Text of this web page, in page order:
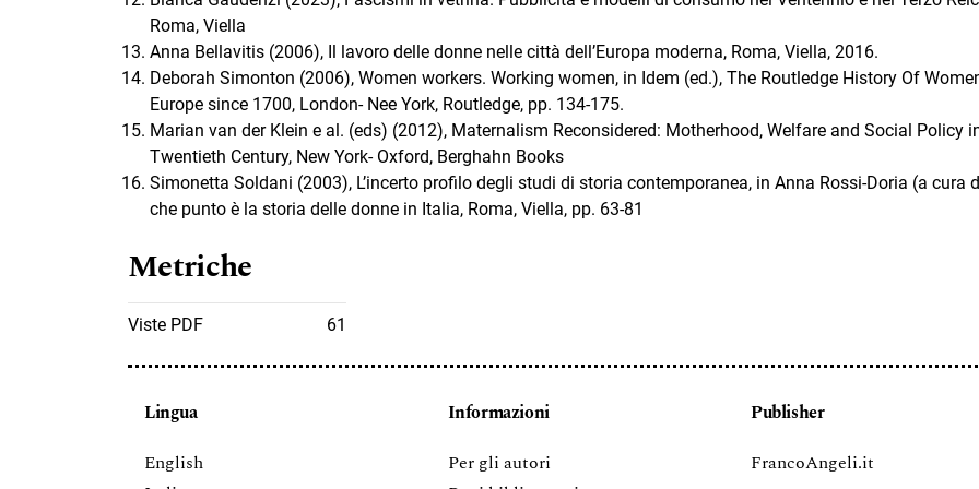
Roma, Viella
Anna Bellavitis (2006), Il lavoro delle donne nelle città dell’Europa moderna, Roma, Viella, 2016.
Deborah Simonton (2006), Women workers. Working women, in Idem (ed.), The Routledge History Of
Europe since 1700, London- Nee York, Routledge, pp. 134-175.
Marian van der Klein e al. (eds) (2012), Maternalism Reconsidered: Motherhood, Welfare and Social Policy
Twentieth Century, New York- Oxford, Berghahn Books
Simonetta Soldani (2003), L’incerto profilo degli studi di storia contemporanea, in Anna Rossi-Doria (a cura
che punto è la storia delle donne in Italia, Roma, Viella, pp. 63-81
Metriche
Viste PDF 61
Lingua
English
Informazioni
Per gli autori
Publisher
FrancoAngeli.it